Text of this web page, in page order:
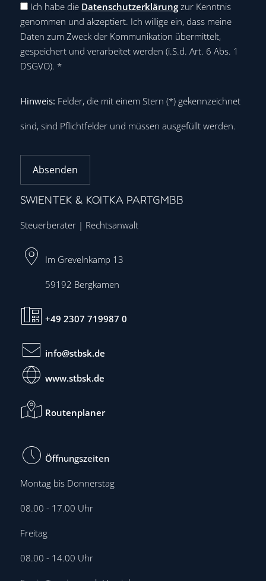
Ich habe die Datenschutzerklärung zur Kenntnis
genommen und akzeptiert. Ich willige ein, dass meine
Daten zum Zweck der Kommunikation übermittelt,
gespeichert und verarbeitet werden (i.S.d. Art. 6 Abs. 1
DSGVO). *
Hinweis: Felder, die mit einem Stern (*) gekennzeichnet
sind, sind Pflichtfelder und müssen ausgefüllt werden.
Absenden
SWIENTEK & KOITKA PARTGMBB
Steuerberater | Rechtsanwalt
Im Grevelnkamp 13
59192 Bergkamen
+49 2307 719987 0
info@stbsk.de
www.stbsk.de
Routenplaner
Öffnungszeiten
Montag bis Donnerstag
08.00 - 17.00 Uhr
Freitag
08.00 - 14.00 Uhr